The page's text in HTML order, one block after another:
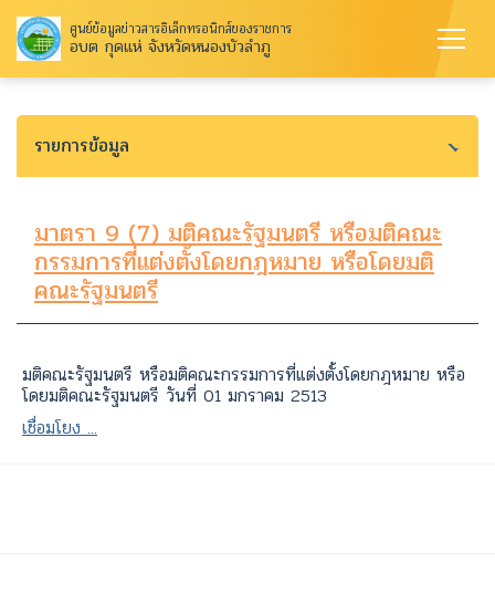
ศูนย์ข้อมูลข่าวสารอิเล็กทรอนิกส์ของราชการ
อบต กุดแห่ จังหวัดหนองบัวลำภู
รายการข้อมูล
มาตรา 9 (7) มติคณะรัฐมนตรี หรือมติคณะ
กรรมการที่แต่งตั้งโดยกฎหมาย หรือโดยมติ
คณะรัฐมนตรี
มติคณะรัฐมนตรี หรือมติคณะกรรมการที่แต่งตั้งโดยกฎหมาย หรือ
โดยมติคณะรัฐมนตรี วันที่ 01 มกราคม 2513
เชื่อมโยง ...